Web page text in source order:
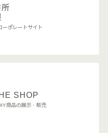
ーポレートサイト
SHOP
商品の展示・販売